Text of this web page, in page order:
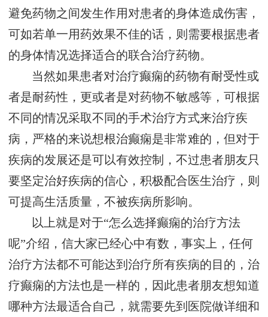
避免药物之间发生作用对患者的身体造成伤害，
可如若单一用药效果不佳的话，则需要根据患者
的身体情况选择适合的联合治疗药物。
当然如果患者对治疗癫痫的药物有耐受性或
者是耐药性，更或者是对药物不敏感等，可根据
不同的情况采取不同的手术治疗方式来治疗疾
病，严格的来说想根治癫痫是非常难的，但对于
疾病的发展还是可以有效控制，不过患者朋友只
要坚定治好疾病的信心，积极配合医生治疗，则
可提高生活质量，不被疾病所影响。
以上就是对于“怎么选择癫痫的治疗方法
呢”介绍，信大家已经心中有数，事实上，任何
治疗方法都不可能达到治疗所有疾病的目的，治
疗癫痫的方法也是一样的，因此患者朋友想知道
哪种方法最适合自己，就需要先到医院做详细和